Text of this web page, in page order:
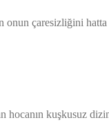
onun çaresizliğini
kuşkusuz